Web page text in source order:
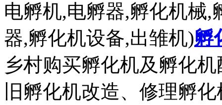
电孵机,电孵器,孵化机械,
器,孵化机设备,出雏机)孵
乡村购买孵化机及孵化
旧孵化机改造、修理孵